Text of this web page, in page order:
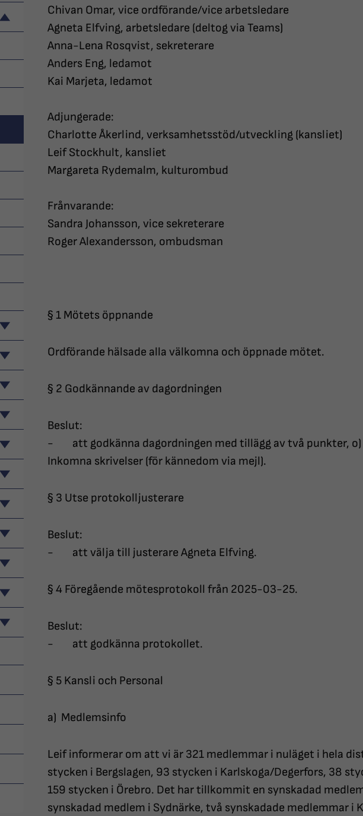
Chivan Omar, vice ordförande/vice arbetsledare
Agneta Elfving, arbetsledare (deltog via Teams)
Anna-Lena Rosqvist, sekreterare
Anders Eng, ledamot
Kai Marjeta, ledamot
Adjungerade:
Charlotte Åkerlind, verksamhetsstöd/utveckling (kansliet)
Leif Stockhult, kansliet
Margareta Rydemalm, kulturombud
Frånvarande:
Sandra Johansson, vice sekreterare
Roger Alexandersson, ombudsman
§ 1 Mötets öppnande
Ordförande hälsade alla välkomna och öppnade mötet.
§ 2 Godkännande av dagordningen
Beslut:
- att godkänna dagordningen med tillägg av två punkter, o)
Inkomna skrivelser (för kännedom via mejl).
§ 3 Utse protokolljusterare
Beslut:
- att välja till justerare Agneta Elfving.
§ 4 Föregående mötesprotokoll från 2025-03-25.
Beslut:
- att godkänna protokollet.
§ 5 Kansli och Personal
a) Medlemsinfo
Leif informerar om att vi är 321 medlemmar i nuläget i hela
stycken i Bergslagen, 93 stycken i Karlskoga/Degerfors, 38
159 stycken i Örebro. Det har tillkommit en synskadad
synskadad medlem i Sydnärke, två synskadade medlemmar i